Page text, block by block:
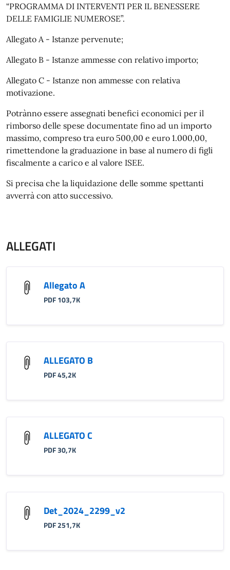
“PROGRAMMA DI INTERVENTI PER IL BENESSERE
DELLE FAMIGLIE NUMEROSE”.
Allegato A - Istanze pervenute;
Allegato B - Istanze ammesse con relativo importo;
Allegato C - Istanze non ammesse con relativa
motivazione.
Potrànno essere assegnati benefici economici per il
rimborso delle spese documentate fino ad un importo
massimo, compreso tra euro 500,00 e euro 1.000,00,
rimettendone la graduazione in base al numero di figli
fiscalmente a carico e al valore ISEE.
Si precisa che la liquidazione delle somme spettanti
avverrà con atto successivo.
ALLEGATI
Allegato A
PDF 103,7K
ALLEGATO B
PDF 45,2K
ALLEGATO C
PDF 30,7K
Det_2024_2299_v2
PDF 251,7K